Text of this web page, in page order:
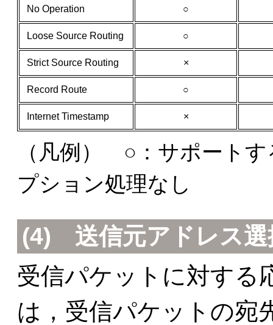
No Operation ○
Loose Source Routing ○
Strict Source Routing ×
Record Route ○
Internet Timestamp ×
（凡例） ○：サポート
プション処理なし
(4) 送信元アドレス選
受信パケットに対する
は，受信パケットの宛